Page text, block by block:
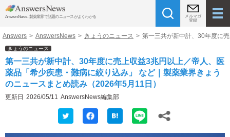
AnswersNews - 製薬業界で話題のニュースがよくわかる
メルマガ
登録
Answers > AnswersNews > きょうのニュース > 第一三共が新中計、30年度に
きょうのニュース
第一三共が新中計、30年度に売上収益3兆円以上／帝人、医
薬品「希少疾患・難病に絞り込み」 など｜製薬業界きょう
のニュースまとめ読み（2026年5月11日）
更新日 2026/05/11 AnswersNews編集部